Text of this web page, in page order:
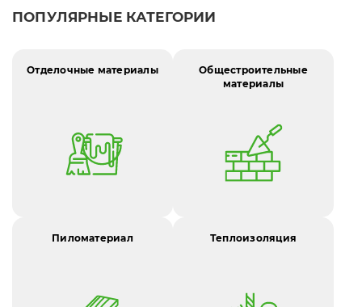
ПОПУЛЯРНЫЕ КАТЕГОРИИ
Отделочные материалы
Общестроительные
материалы
Пиломатериал Теплоизоляция